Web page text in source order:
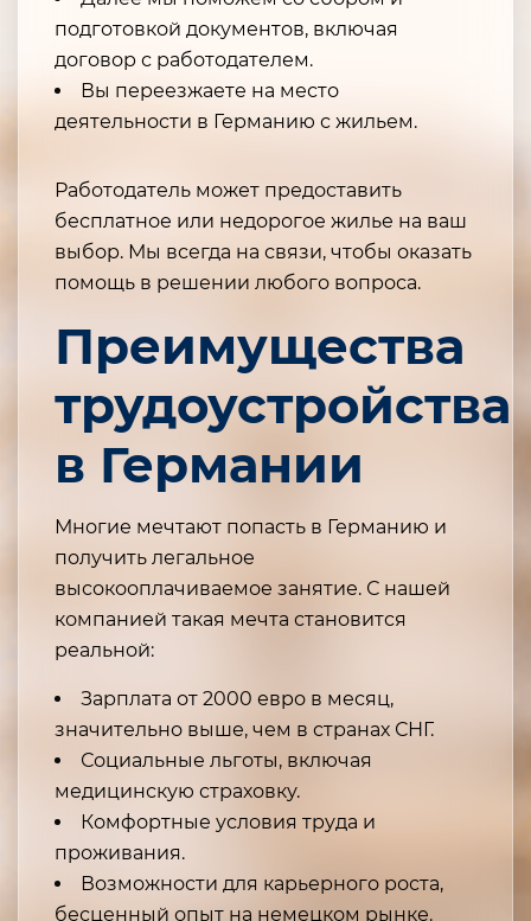
подготовкой документов, включая
договор с работодателем.
Вы переезжаете на место
деятельности в Германию с жильем.
Работодатель может предоставить
бесплатное или недорогое жилье на ваш
выбор. Мы всегда на связи, чтобы оказать
помощь в решении любого вопроса.
Преимущества
трудоустройства
в Германии
Многие мечтают попасть в Германию и
получить легальное
высокооплачиваемое занятие. С нашей
компанией такая мечта становится
реальной:
Зарплата от 2000 евро в месяц,
значительно выше, чем в странах СНГ.
Социальные льготы, включая
медицинскую страховку.
Комфортные условия труда и
проживания.
Возможности для карьерного роста,
бесценный опыт на немецком рынке.